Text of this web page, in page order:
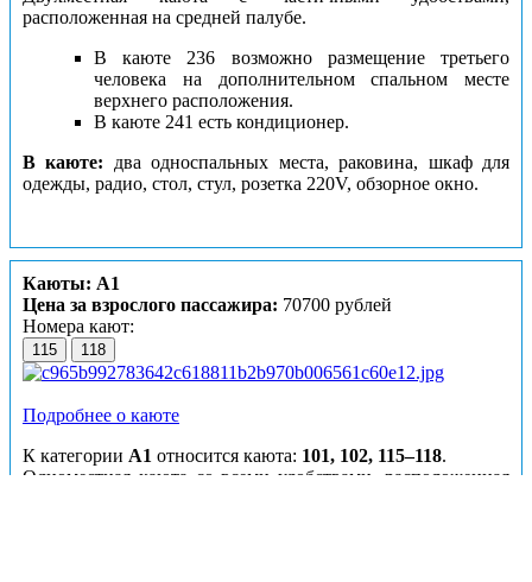
расположенная на средней палубе.
В каюте 236 возможно размещение третьего
человека на дополнительном спальном месте
верхнего расположения.
В каюте 241 есть кондиционер.
В каюте: два односпальных места, раковина, шкаф для
одежды, радио, стол, стул, розетка 220V, обзорное окно.
Каюты: А1
Цена за взрослого пассажира: 70700 рублей
Номера кают:
115 118
Подробнее о каюте
К категории А1 относится каюта: 101, 102, 115–118.
Одноместная каюта со всеми удобствами, расположенная